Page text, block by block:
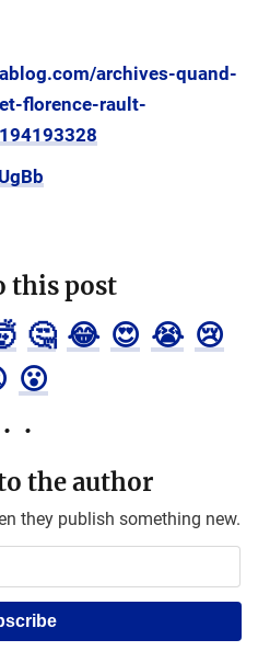
archives-quand-
florence-rault-
this post
🤔 😂 😍 😭 😢
😮
the author
they publish something new.